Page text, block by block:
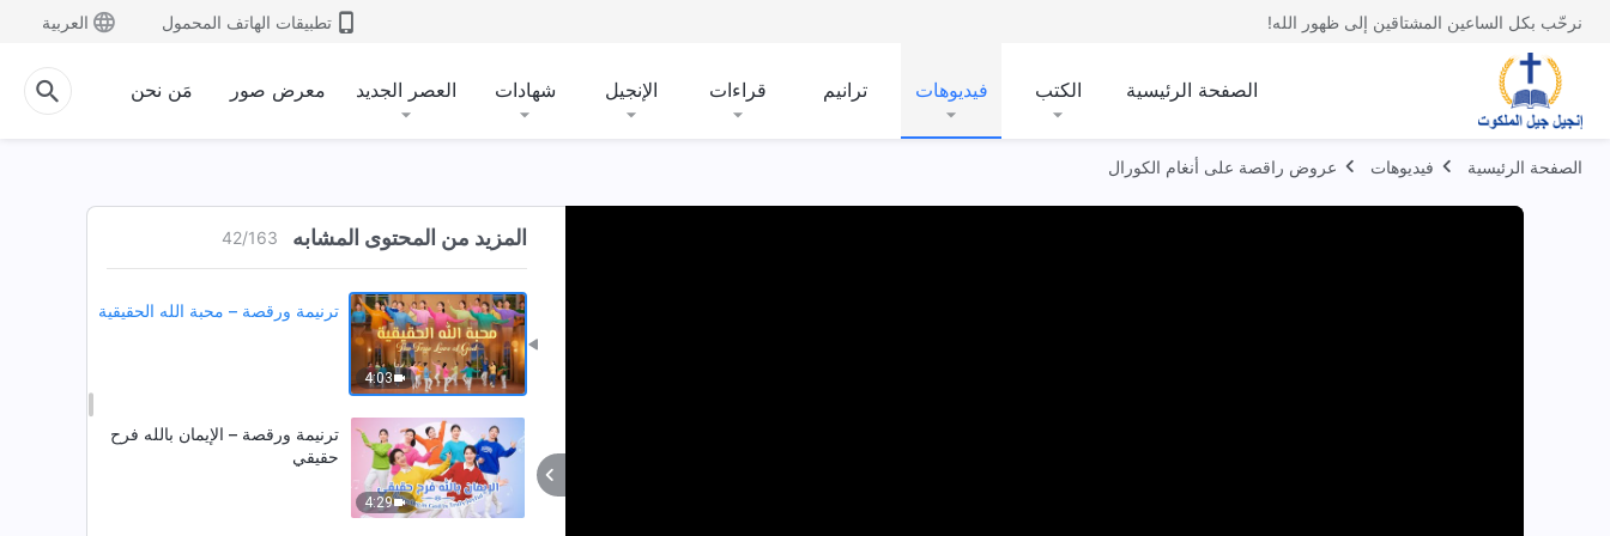
نرحّب بكل الساعين المشتاقين إلى ظهور الله! تطبيقات الهاتف المحمول العربية
الصفحة الرئيسية الكتب فيديوهات ترانيم قراءات الإنجيل شهادات العصر الجديد معرض صور مَن نحن
الصفحة الرئيسية فيديوهات عروض راقصة على أنغام الكورال
المزيد من المحتوى المشابه 42/163
3:56
حقًا بأن نُرفَع أمام الله
4:03
ترنيمة ورقصة – محبة الله الحقيقية
4:29
ترنيمة ورقصة – الإيمان بالله فرح
حقيقي